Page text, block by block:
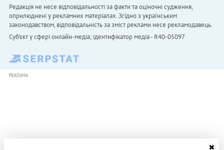
Редакція не несе відповідальності за факти та оціночні судження,
оприлюднені у рекламних матеріалах. Згідно з українським
законодавством, відповідальність за зміст реклами несе рекламодавець.
Cуб'єкт у сфері онлайн-медіа; ідентифікатор медіа - R40-05097
РЕКЛАМА